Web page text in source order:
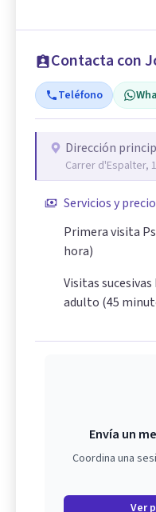
Contacta con
Teléfono
Dirección
Carrer d'Espalter,
Servicios y
Primera visita
hora)
Visitas
adulto (45
Envía un
Coordina una
Ver